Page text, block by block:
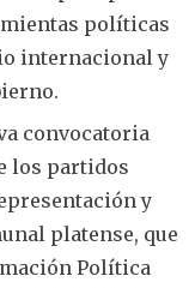
políticas
internacional y
convocatoria
los partidos
y
platense, que
Política